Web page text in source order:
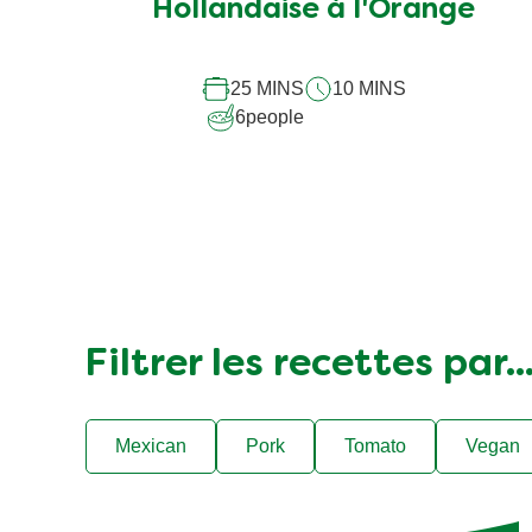
Hollandaise à l'Orange
25 MINS
10 MINS
6people
Filtrer les recettes par...
Mexican Pork Tomato Vegan